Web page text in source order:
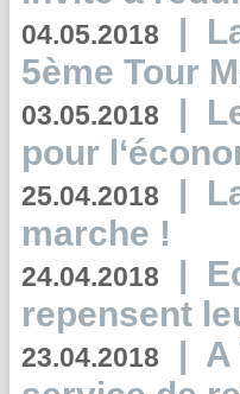
04.05.2018 |
5ème Tour
03.05.2018 |
pour
25.04.2018 |
marche !
24.04.2018 |
repensent
23.04.2018 | A